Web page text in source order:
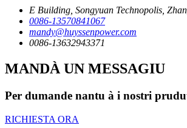
E Building, Songyuan Technopolis,
0086-13570841067
mandy@huyssenpower.com
0086-13632943371
MANDÀ UN MESSAGIU
Per dumande nantu à i nostri
RICHIESTA ORA